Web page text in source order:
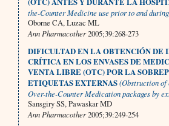
the-Counter Medicine use prior to and
Oborne CA, Luzac ML
Ann Pharmacother2005;39:268-273
DIFICULTAD EN LA OBTENCIÓN DE
CRÍTICA EN LOS ENVASES DE
VENTA LIBRE (OTC) POR LA
ETIQUETAS EXTERNAS(Obstruction
Over-the-Counter Medication packages by
Sansgiry SS, Pawaskar MD
Ann Pharmacother2005;39:249-254